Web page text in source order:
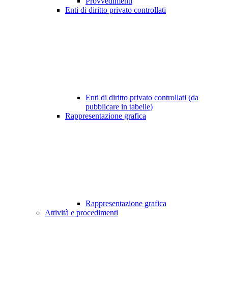
Enti di diritto privato controllati
Enti di diritto privato controllati (da
pubblicare in tabelle)
Rappresentazione grafica
Rappresentazione grafica
Attività e procedimenti